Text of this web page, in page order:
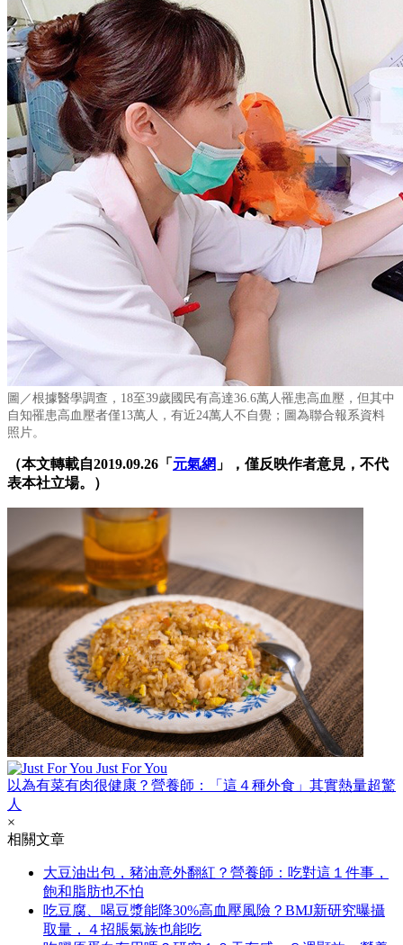
圖／根據醫學調查，18至39歲國民有高達36.6萬人罹患高血壓，但其中
自知罹患高血壓者僅13萬人，有近24萬人不自覺 ；圖為聯合報系資料
照片。
（本文轉載自2019.09.26「 元氣網 」，僅反映作者意見，不代
表本社立場。）
Just For You
以為有菜有肉很健康？營養師：「這４種外食」其實熱量超驚
人
×
相關文章
大豆油出包，豬油意外翻紅？營養師：吃對這１件事，
飽和脂肪也不怕
吃豆腐、喝豆漿能降30%高血壓風險？BMJ新研究曝攝
取量，４招脹氣族也能吃